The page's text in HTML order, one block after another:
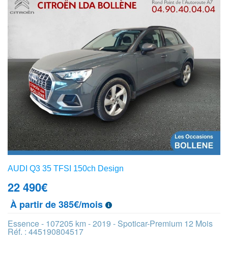
AUDI Q3 35 TFSI 150ch Design
22 490€
À partir de 385€/mois
Essence - 107205 km - 2019 - Spoticar-Premium 12 Mois
Réf. : 445190804517